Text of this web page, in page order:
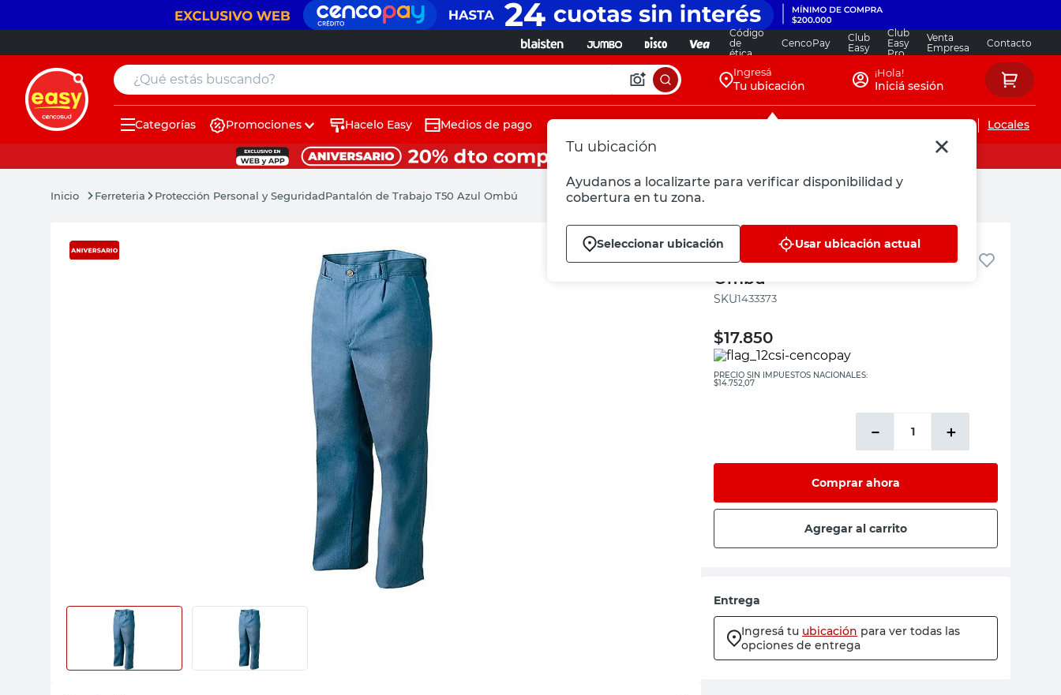
Código
de
ética
CencoPay
Club
Easy
Club
Easy
Pro
Venta
Empresa
Contacto
¿Qué estás buscando? Ingresá
Tu ubicación
Tu ubicación
Ayudanos a localizarte para verificar disponibilidad y
cobertura en tu zona.
Seleccionar ubicación Usar ubicación actual
¡Hola!
Iniciá sesión
Categorías Promociones Hacelo Easy Medios de pago Servicios de instalaciones Locales
Ferreteria Protección Personal y SeguridadPantalón de Trabajo T50 Azul Ombú
Ombu
Pantalón de Trabajo T50 Azul
Ombú
:1433373
$17.850
PRECIO SIN IMPUESTOS NACIONALES:
$14.752,07
＋
－
Comprar ahora
Agregar al carrito
Entrega
Ingresá tu ubicación para ver todas las
opciones de entrega
muebles